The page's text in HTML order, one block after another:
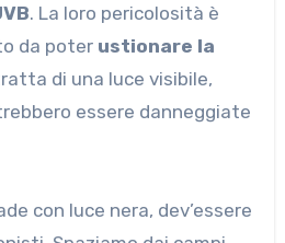
. La loro pericolosità è
da poter ustionare la
di una luce visibile,
essere danneggiate
con luce nera, dev’essere